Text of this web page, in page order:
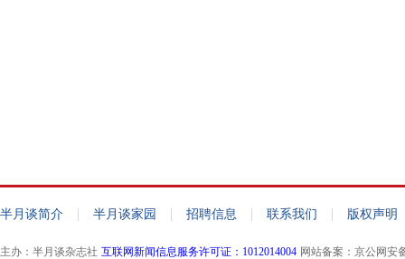
半月谈简介 | 半月谈家园 | 招聘信息 | 联系我们 | 版权声明
主办：半月谈杂志社 互联网新闻信息服务许可证：1012014004 网站备案：京公网安